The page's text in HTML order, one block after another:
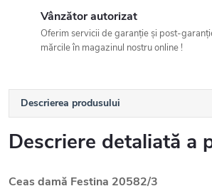
Vânzător autorizat
Oferim servicii de garanție și post-
mărcile în magazinul nostru online !
Descrierea produsului
Descriere detaliată a
Ceas damă Festina 20582/3